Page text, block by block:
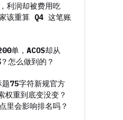
利润却被费用吃
该重算 Q4 这笔账
单，ACOS却从
怎么做到的？
75字符新规官方
权重到底变没变？
里会影响排名吗？